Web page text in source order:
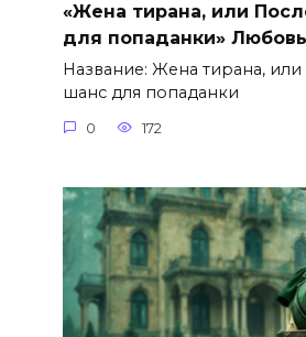
«Жена тирана, или
для попаданки»
Название: Жена тирана,
шанс для попаданки
0 172